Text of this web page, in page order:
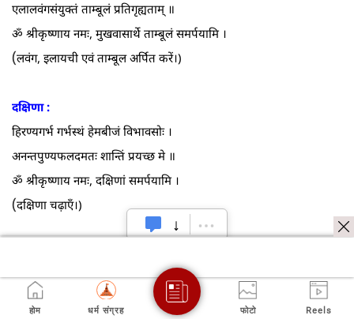
एलालवंगसंयुक्तं ताम्बूलं प्रतिगृह्यताम्‌ ॥
ॐ श्रीकृष्णाय नमः, मुखवासार्थे ताम्बूलं समर्पयामि ।
(लवंग, इलायची एवं ताम्बूल अर्पित करें।)
दक्षिणा :
हिरण्यगर्भ गर्भस्थं हेमबीजं विभावसोः ।
अनन्तपुण्यफलदमतः शान्तिं प्रयच्छ मे ॥
ॐ श्रीकृष्णाय नमः, दक्षिणां समर्पयामि ।
(दक्षिणा चढ़ाएँ।)
कदलीगर्भसम्भूतं कर्पूरं तु प्रदीपितम्‌ ।
आरार्तिकमहं कुर्वे पश्य मे वरदो भवं ॥
होम धर्म संग्रह फोटो Reels